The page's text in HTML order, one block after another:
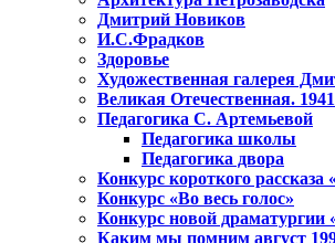
Дмитрий Новиков
И.С.Фрадков
Здоровье
Художественная галерея
Великая Отечественная.
Педагогика С. Артемьевой
Педагогика школы
Педагогика двора
Конкурс короткого рассказа
Конкурс «Во весь голос»
Конкурс новой драматургии
Каким мы помним август